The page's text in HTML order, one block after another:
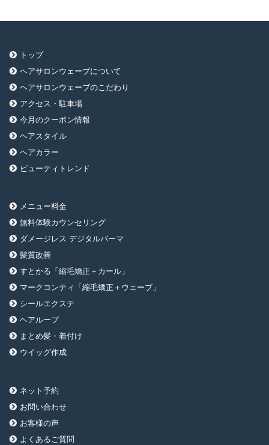
トップ
ヘアサロンウェーブについて
ヘアサロンウェーブのこだわり
アクセス・駐車場
今月のクーポン情報
ヘアスタイル
ヘアカラー
ビューティトレンド
メニュー料金
無料体験カウンセリング
ダメージレス デジタルパーマ
髪質改善
すとかる「縮毛矯正＋カール」
マークコンティ「縮毛矯正＋ウェーブ」
シールエクステ
ヘアループ
まとめ髪・着付け
ウイッグ作成
ネット予約
お問い合わせ
お客様の声
よくあるご質問